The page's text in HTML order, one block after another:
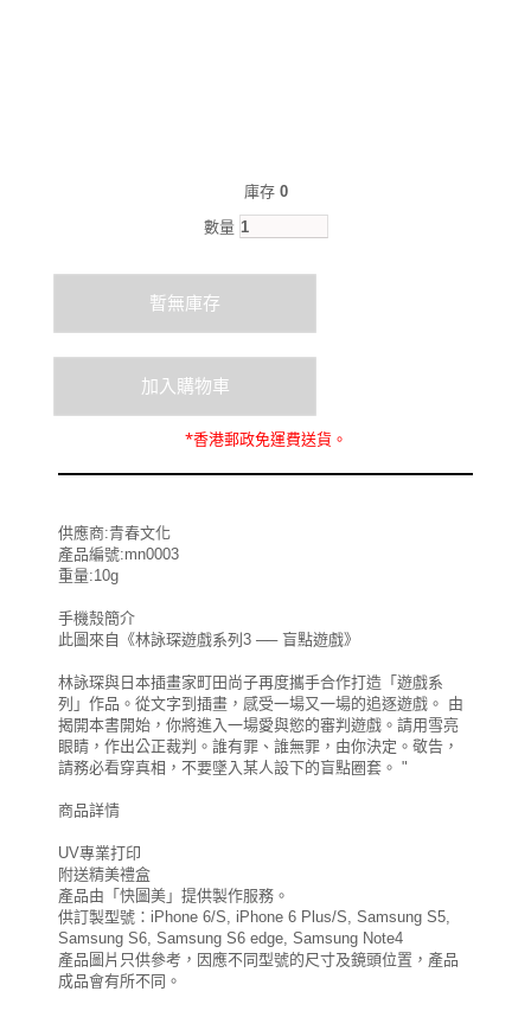
庫存 0
數量
*香港郵政免運費送貨。
供應商:青春文化
產品編號:mn0003
重量:10g
手機殼簡介
此圖來自《林詠琛遊戲系列3 ── 盲點遊戲》
林詠琛與日本插畫家町田尚子再度攜手合作打造「遊戲系
列」作品。從文字到插畫，感受一場又一場的追逐遊戲。 由
揭開本書開始，你將進入一場愛與慾的審判遊戲。請用雪亮
眼睛，作出公正裁判。誰有罪、誰無罪，由你決定。敬告，
請務必看穿真相，不要墜入某人設下的盲點圈套。 "
商品詳情
UV專業打印
附送精美禮盒
產品由「快圖美」提供製作服務。
供訂製型號：iPhone 6/S, iPhone 6 Plus/S, Samsung S5,
Samsung S6, Samsung S6 edge, Samsung Note4
產品圖片只供參考，因應不同型號的尺寸及鏡頭位置，產品
成品會有所不同。